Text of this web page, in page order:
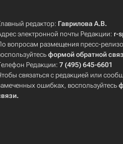
редактор: Гаврилова А.В.
электронной почты Редакции: r-
вопросам размещения пресс-
формой обратной
Редакции:7 (495) 645-6601
связаться с редакцией или
ошибках, воспользуйтесь
.